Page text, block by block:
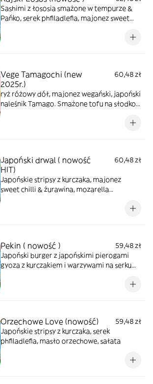
Sashimi z łososia smażone w tempurze &
Pańko, serek phfiladlefia, majonez sweet
Vege Tamagochi (new
2025r.)
60,48 zł
ryż różowy dół, majonez wegański, japoński
naleśnik Tamago. Smażone tofu na słodko
Japoński drwal ( nowość
HIT)
60,48 zł
Japońskie stripsy z kurczaka, majonez
sweet chilli & żurawina, mozarella
Pekin ( nowość )
59,48 zł
Japoński burger z japońskimi pierogami
gyoza z kurczakiem i warzywami na serku
Orzechowe Love (nowość)
59,48 zł
Japońskie stripsy z kurczaka, serek
phfiladlefia, masło orzechowe, sałata